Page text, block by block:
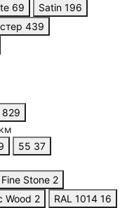
69 Satin 196
439
829
55 37
Fine Stone 2
Wood 2 RAL 1014 16